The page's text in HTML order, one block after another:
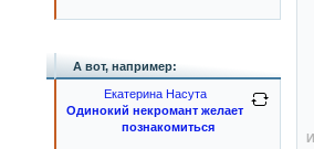
А вот, например:
Екатерина Насута
Одинокий некромант желает
познакомиться